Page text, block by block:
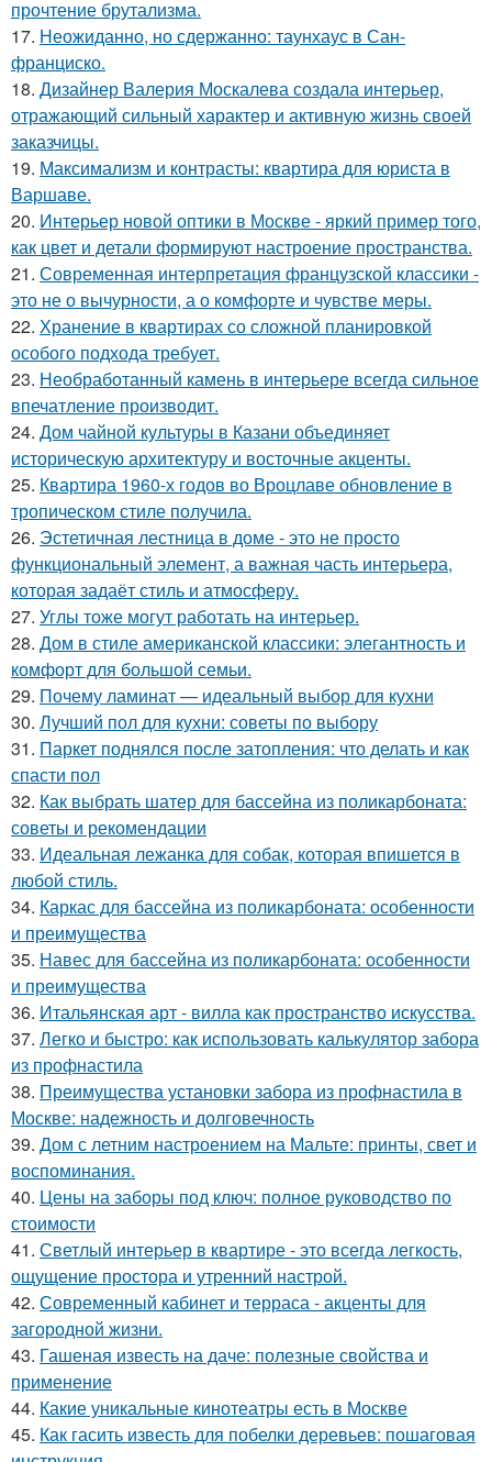
прочтение брутализма.
17. Неожиданно, но сдержанно: таунхаус в Сан-
франциско.
18. Дизайнер Валерия Москалева создала интерьер,
отражающий сильный характер и активную жизнь своей
заказчицы.
19. Максимализм и контрасты: квартира для юриста в
Варшаве.
20. Интерьер новой оптики в Москве - яркий пример того,
как цвет и детали формируют настроение пространства.
21. Современная интерпретация французской классики -
это не о вычурности, а о комфорте и чувстве меры.
22. Хранение в квартирах со сложной планировкой
особого подхода требует.
23. Необработанный камень в интерьере всегда сильное
впечатление производит.
24. Дом чайной культуры в Казани объединяет
историческую архитектуру и восточные акценты.
25. Квартира 1960-х годов во Вроцлаве обновление в
тропическом стиле получила.
26. Эстетичная лестница в доме - это не просто
функциональный элемент, а важная часть интерьера,
которая задаёт стиль и атмосферу.
27. Углы тоже могут работать на интерьер.
28. Дом в стиле американской классики: элегантность и
комфорт для большой семьи.
29. Почему ламинат — идеальный выбор для кухни
30. Лучший пол для кухни: советы по выбору
31. Паркет поднялся после затопления: что делать и как
спасти пол
32. Как выбрать шатер для бассейна из поликарбоната:
советы и рекомендации
33. Идеальная лежанка для собак, которая впишется в
любой стиль.
34. Каркас для бассейна из поликарбоната: особенности
и преимущества
35. Навес для бассейна из поликарбоната: особенности
и преимущества
36. Итальянская арт - вилла как пространство искусства.
37. Легко и быстро: как использовать калькулятор забора
из профнастила
38. Преимущества установки забора из профнастила в
Москве: надежность и долговечность
39. Дом с летним настроением на Мальте: принты, свет и
воспоминания.
40. Цены на заборы под ключ: полное руководство по
стоимости
41. Светлый интерьер в квартире - это всегда легкость,
ощущение простора и утренний настрой.
42. Современный кабинет и терраса - акценты для
загородной жизни.
43. Гашеная известь на даче: полезные свойства и
применение
44. Какие уникальные кинотеатры есть в Москве
45. Как гасить известь для побелки деревьев: пошаговая